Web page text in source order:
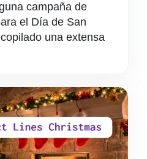
campaña de
el Día de San
una extensa